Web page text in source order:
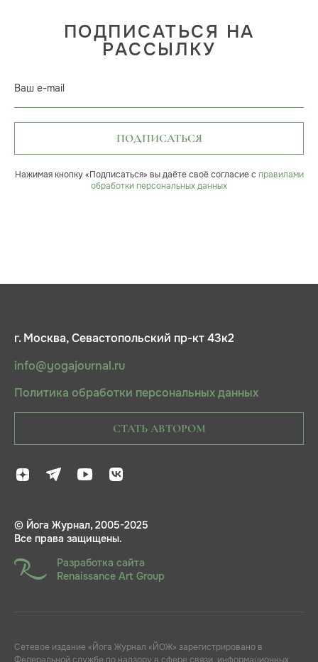
ПОДПИСАТЬСЯ НА
РАССЫЛКУ
Ваш e-mail
ПОДПИСАТЬСЯ
Нажимая кнопку «Подписаться» вы даёте своё согласие с правилами
обработки персональных данных
г. Москва, Севастопольский пр-кт 43к2
info@yogajournal.ru
Политика обработки персональных данных
СТАТЬ АВТОРОМ
© Йога Журнал, 2005-2025
Все права защищены.
Разработка сайта
Renaissance Art Group
Сетевое издание «Йога Журнал «ЙОЖ» зарегистрировано в